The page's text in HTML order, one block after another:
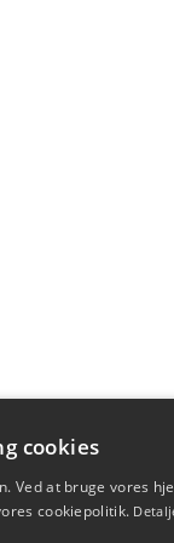
cookies
Ved at bruge vores
cookiepolitik.